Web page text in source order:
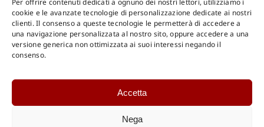
Per offrire contenuti dedicati a ognuno dei nostri lettori, utilizziamo i
cookie e le avanzate tecnologie di personalizzazione dedicate ai nostri
clienti. Il consenso a queste tecnologie le permetterà di accedere a
una navigazione personalizzata al nostro sito, oppure accedere a una
versione generica non ottimizzata ai suoi interessi negando il
consenso.
Accetta
Nega
Shop Gangemi Editore-Pagamenti Sicuri e anche Rateali
Catalogo Online
Catalogo Internazionale